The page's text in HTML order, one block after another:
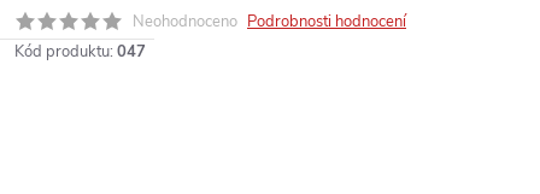
Neohodnoceno Podrobnosti hodnocení
Kód produktu: 047